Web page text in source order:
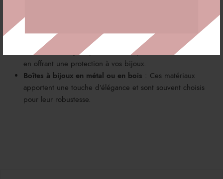
maximale, choisissez des modèles à fermeture éclatante ou
Boîtes à bijoux de voyage
: Plus petites et légères, ces
boîtes sont conçues pour être transportées facilement tout
en offrant une protection à vos bijoux.
Boîtes à bijoux en métal ou en bois : Ces matériaux
apportent une touche d’élégance et sont souvent choisis
pour leur robustesse.